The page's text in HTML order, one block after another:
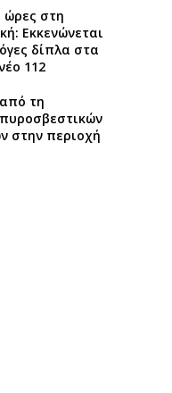
ώρες στη
Εκκενώνεται
δίπλα στα
112
τη
στην περιοχή